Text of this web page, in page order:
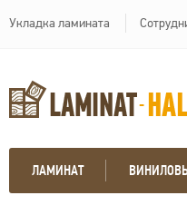
Укладка ламината
ЛАМИНАТ